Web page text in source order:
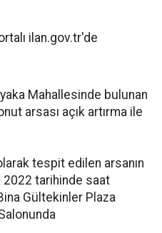
ilan.gov.tr'de
Mahallesinde bulunan
arsası açık artırma ile
tespit edilen arsanın
2022 tarihinde saat
Gültekinler Plaza